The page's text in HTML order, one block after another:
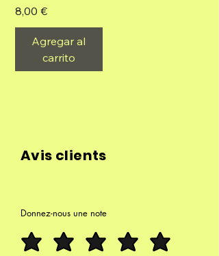
Precio
8,00 €
Agregar al
carrito
Avis clients
Donnez-nous une note